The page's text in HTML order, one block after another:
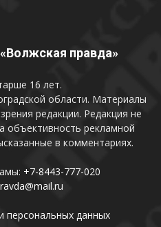
правда»
16 лет.
области. Материалы
редакции. Редакция не
объективность рекламной
в комментариях.
+7-8443-777-020
персональных данных